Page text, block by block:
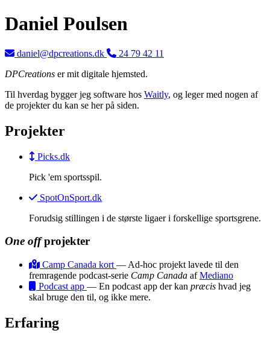
Daniel Poulsen
daniel@dpcreations.dk
24 79 42 11
DPCreations er mit digitale hjemsted.
Til hverdag bygger jeg software hos Waitly, og leger med nogen af
de projekter du kan se her på siden.
Projekter
Picks.dk
Pick 'em sportsspil.
SpotOnSport.dk
Forudsig stillingen i de største ligaer i forskellige sportsgrene.
One offprojekter
Camp Canada kort — Ad-hoc projekt lavede til den
fremragende podcast-serie Camp Canada afMediano
Podcast app — En podcast app der kan præcis hvad jeg
skal bruge den til, og ikke mere.
Erfaring